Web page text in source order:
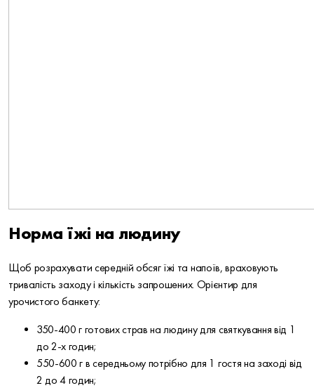
Норма їжі на людину
Щоб розрахувати середній обсяг їжі та напоїв, враховують
тривалість заходу і кількість запрошених. Орієнтир для
урочистого банкету:
350-400 г готових страв на людину для святкування від 1
до 2-х годин;
550-600 г в середньому потрібно для 1 гостя на заході від
2 до 4 годин;